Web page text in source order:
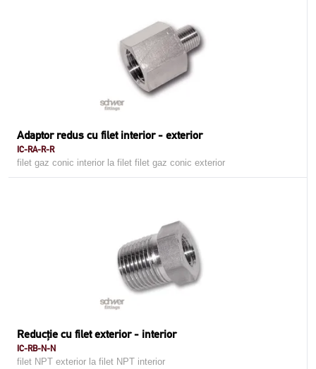
Adaptor redus cu filet interior - exterior
IC-RA-R-R
filet gaz conic interior la filet filet gaz conic exterior
Reducţie cu filet exterior - interior
IC-RB-N-N
filet NPT exterior la filet NPT interior